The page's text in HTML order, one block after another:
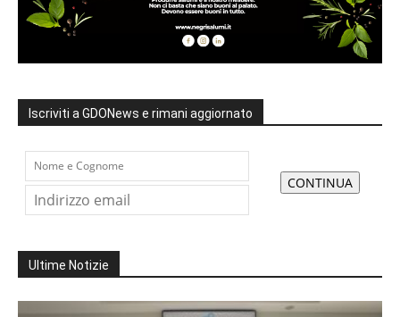
Iscriviti a GDONews e rimani aggiornato
Ultime Notizie